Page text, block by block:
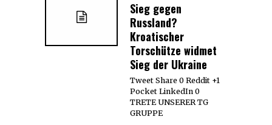
Sieg gegen
Russland?
Kroatischer
Torschütze widmet
Sieg der Ukraine
Tweet Share 0 Reddit +1
Pocket LinkedIn 0
TRETE UNSERER TG
GRUPPE